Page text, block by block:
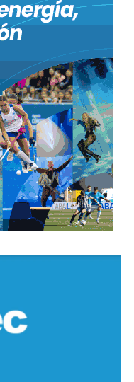
críticas con
y 22 camas
los referentes de
y la
de acompañar su
haciendo un
y no contagiarse, la
manifestó
una estricta
atender a personas
todos lados.
difíciles
días se actualizaron